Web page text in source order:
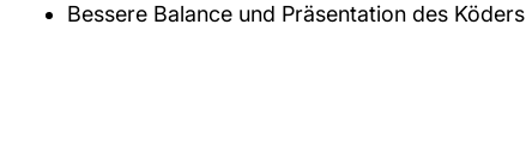
Bessere Balance und Präsentation des Köders